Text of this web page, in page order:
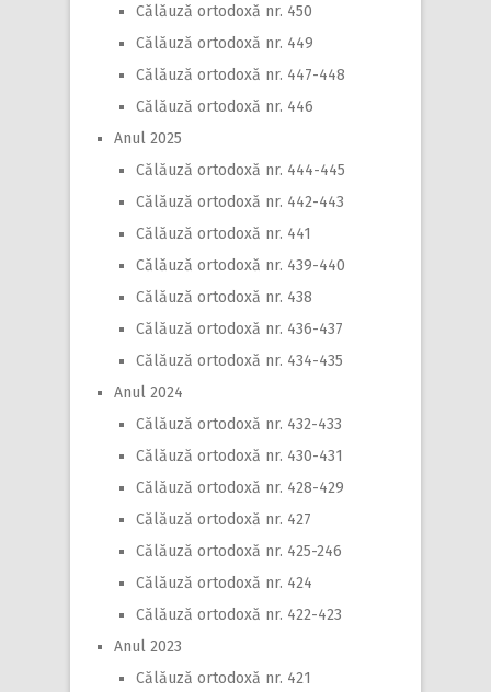
Călăuză ortodoxă nr. 450
Călăuză ortodoxă nr. 449
Călăuză ortodoxă nr. 447-448
Călăuză ortodoxă nr. 446
Anul 2025
Călăuză ortodoxă nr. 444-445
Călăuză ortodoxă nr. 442-443
Călăuză ortodoxă nr. 441
Călăuză ortodoxă nr. 439-440
Călăuză ortodoxă nr. 438
Călăuză ortodoxă nr. 436-437
Călăuză ortodoxă nr. 434-435
Anul 2024
Călăuză ortodoxă nr. 432-433
Călăuză ortodoxă nr. 430-431
Călăuză ortodoxă nr. 428-429
Călăuză ortodoxă nr. 427
Călăuză ortodoxă nr. 425-246
Călăuză ortodoxă nr. 424
Călăuză ortodoxă nr. 422-423
Anul 2023
Călăuză ortodoxă nr. 421